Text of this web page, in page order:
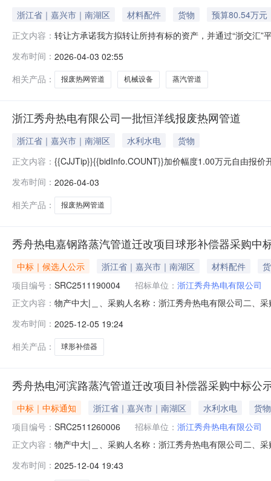
浙江省｜嘉兴市｜南湖区 材料配件 货物
预算80.54万元
正文内容： 转让方承诺我方拟转让所持有标的资产，并通过“浙交汇
民法典》等有关法律法规规定；（2）本次转让已履行了
效，不存在虚假记载、误导性陈述或重大遗漏；
发布时间： 2026-04-03 02:55
相关产品：
报废热网管道 机械设备 蒸汽管道
浙江秀舟热电有限公司一批恒洋线报废热网管道
浙江省｜嘉兴市｜南湖区 水利水电
货物
正文内容： {{CJJTip}}{{bidInfo.COUNT}}加价幅度1.00万元自由报
发布时间： 2026-04-03
相关产品：
报废热网管道
秀舟热电嘉钢路蒸汽管道迁改项目球形补偿器采购中
中标｜候选人公示 浙江省｜嘉兴市｜南湖区 材料配件
项目编号： SRC2511190004 招标单位： 浙江秀舟热电有限公司
正文内容： 物产中大|＿、采购人名称：浙江秀舟热电有限公司二、
话：/传真：/地址：/2、采购人名称：浙江秀舟热电有限
发布时间： 2025-12-05 19:24
相关产品：
球形补偿器
秀舟热电河滨路蒸汽管道迁改项目补偿器采购中标公
中标｜中标通知 浙江省｜嘉兴市｜南湖区 水利水电
货物
项目编号： SRC2511260006 招标单位： 浙江秀舟热电有限公司
正文内容： 物产中大|＿、采购人名称：浙江秀舟热电有限公司二、
传真：/地址：/2、采购人名称：浙江秀舟热电有限公司
发布时间： 2025-12-04 19:43